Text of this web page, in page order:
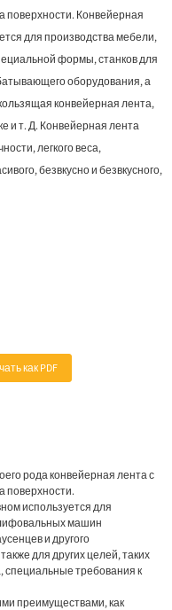
поверхности. Конвейерная
для производства мебели,
формы, станков для
оборудования, а
конвейерная лента,
и т. Д. Конвейерная лента
легкого веса,
безвкусно и безвкусного,
как PDF
рода конвейерная лента с
поверхности.
используется для
машин
и другого
для других целей, таких
специальные требования к
преимуществами, как